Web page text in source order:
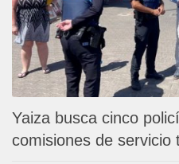
Yaiza busca cinco
comisiones de servicio